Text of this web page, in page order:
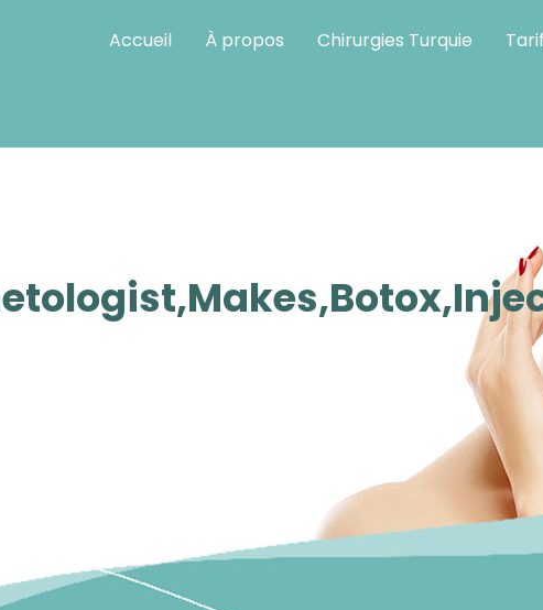
compris
Accueil À propos Chirurgies Turquie